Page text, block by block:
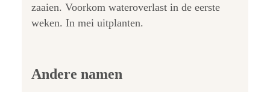
zaaien. Voorkom wateroverlast in de eerste
weken. In mei uitplanten.
Andere namen